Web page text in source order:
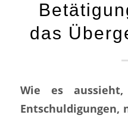
das
Wie es
Entschuldigungen,